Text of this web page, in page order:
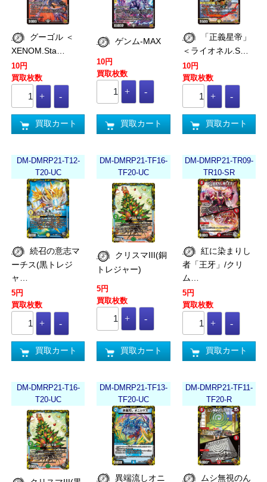
XENOM.Sta…
10円
買取枚数
買取カート
ゲンム-MAX
10円
買取枚数
買取カート
＜ライオネル.S…
10円
買取枚数
買取カート
DM-DMRP21-T12-
T20-UC
ーチス(黒トレジ
ャ…
5円
買取枚数
買取カート
DM-DMRP21-TF16-
TF20-UC
トレジャー)
5円
買取枚数
買取カート
DM-DMRP21-TR09-
TR10-SR
者「王牙」/クリ
ム…
5円
買取枚数
買取カート
DM-DMRP21-T16-
T20-UC
DM-DMRP21-TF13-
TF20-UC
異端流しオニ
DM-DMRP21-TF11-
TF20-R